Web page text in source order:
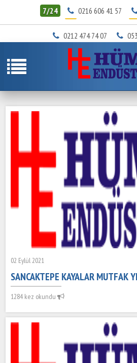
7/24 0216 606 41 57
0212 474 74 07
02 Eylül 2021
SANCAKTEPE KAYALAR MUTFAK
1284 kez okundu